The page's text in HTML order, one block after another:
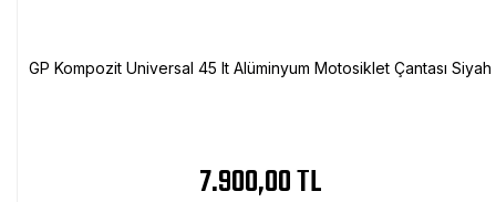
GP Kompozit Universal 45 lt Alüminyum Motosiklet Çantası Siyah
7.900,00 TL